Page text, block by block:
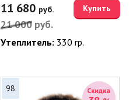
11 680 руб.
21 000 руб.
Купить
Утеплитель: 330 гр.
Скидка
98